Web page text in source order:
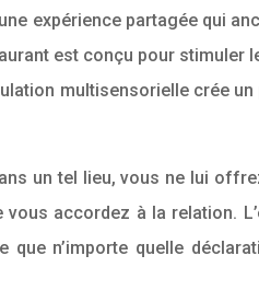
expérience partagée qui
est conçu pour stimuler
multisensorielle crée un
un tel lieu, vous ne lui
accordez à la relation.
n’importe quelle